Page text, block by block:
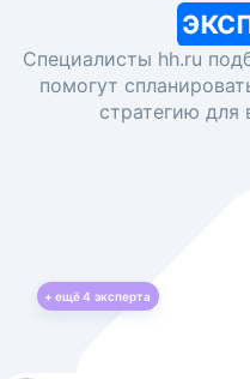
Специалисты hh.ru
помогут
стратегию для
+ ещё4 эксперта